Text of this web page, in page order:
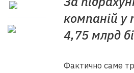
компаній у
4,75 млрд
Фактично саме